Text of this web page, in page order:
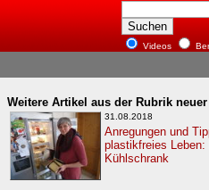
Videos
Weitere Artikel aus der Rubrik
31.08.2018
Anregungen und
plastikfreies
Kühlschrank